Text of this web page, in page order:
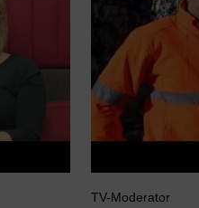
TV-Moderator